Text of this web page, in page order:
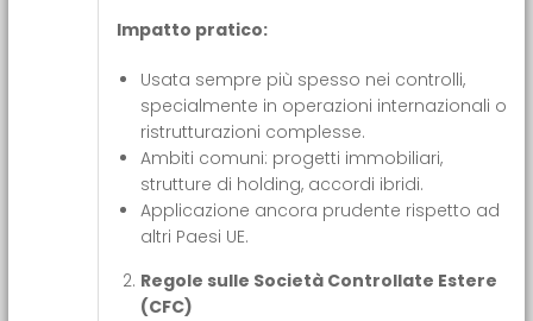
Impatto pratico:
Usata sempre più spesso nei controlli,
specialmente in operazioni internazionali o
ristrutturazioni complesse.
Ambiti comuni: progetti immobiliari,
strutture di holding, accordi ibridi.
Applicazione ancora prudente rispetto ad
altri Paesi UE.
Regole sulle Società Controllate Estere
(CFC)